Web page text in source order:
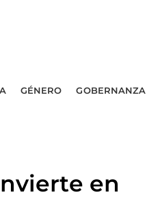
GÉNERO GOBERNANZA
en